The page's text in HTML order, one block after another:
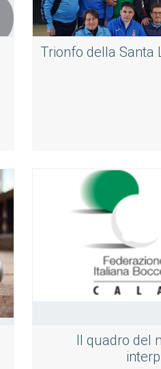
Trionfo della Santa
Il quadro del